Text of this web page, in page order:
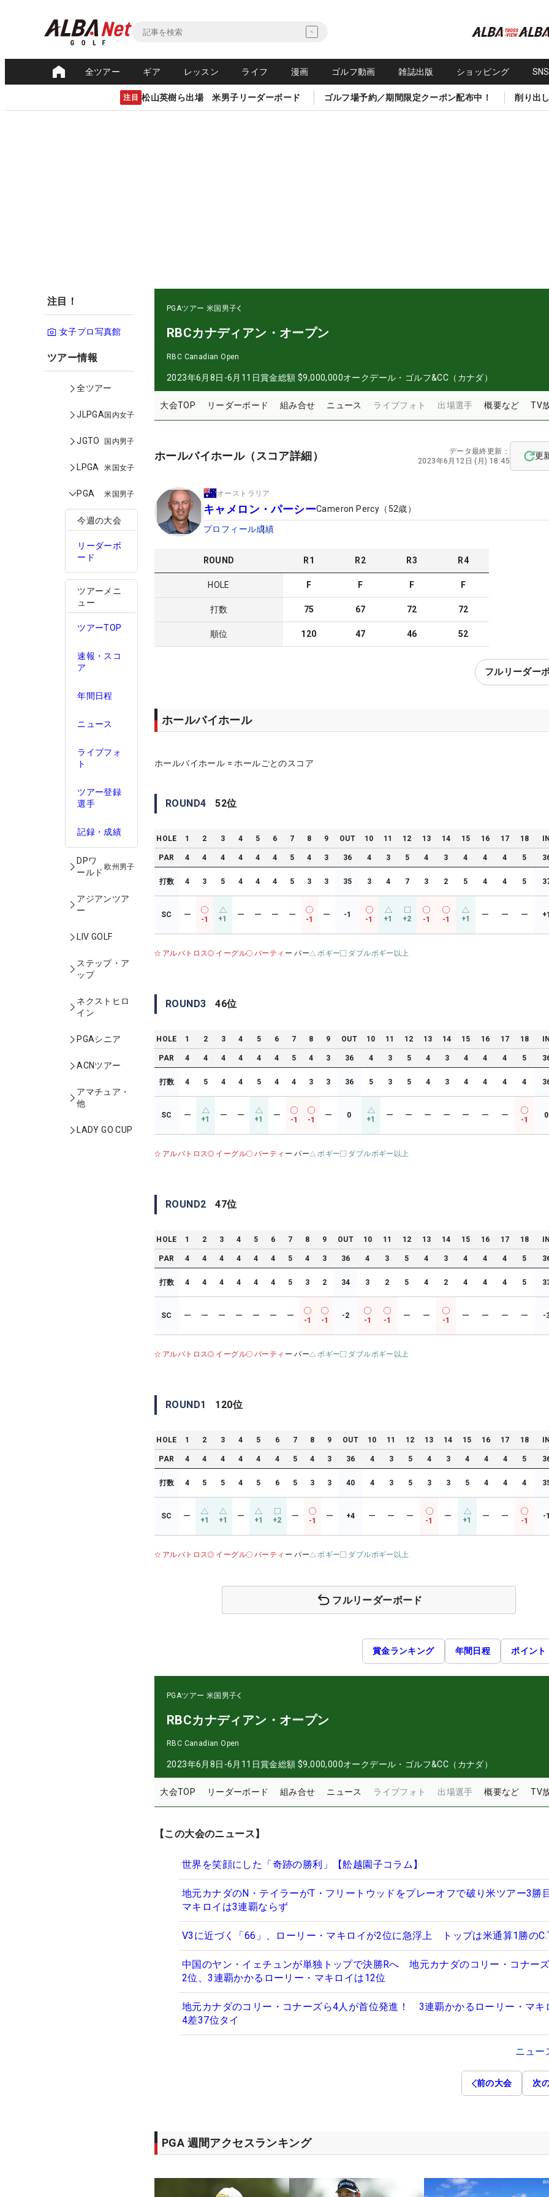
全ツアー ギア レッスン ライフ 漫画 ゴルフ動画 雑誌出版 ショッピング
注目 松山英樹ら出場 米男子リーダーボード ゴルフ場予約／期間限定クーポン配布中！ 削り出
注目！
女子プロ写真館
ツアー情報
全ツアー
JLPGA国内女子
JGTO 国内男子
LPGA 米国女子
PGA 米国男子
今週の大会
リーダーボ
ード
ツアーメニ
ュー
ツアーTOP
速報・スコ
ア
年間日程
ニュース
ライブフォ
ト
ツアー登録
選手
記録・成績
DPワ
ールド
欧州男子
アジアンツア
ー
LIV GOLF
ステップ・ア
ップ
ネクストヒロ
イン
PGAシニア
ACNツアー
アマチュア・
他
LADY GO CUP
PGAツアー 米国男子
RBCカナディアン・オープン
RBC Canadian Open
2023年6月8日-6月11日賞金総額 $9,000,000オークデール・ゴルフ&CC（カナダ）
大会TOP リーダーボード 組み合せ ニュース ライブフォト 出場選手 概要など TV
ホールバイホール（スコア詳細）
データ最終更新：
2023年6月12日 (月) 18:45
更
オーストラリア
キャメロン・パーシーCameron Percy （ 52歳）
プロフィール成績
ROUND R1 R2 R3 R4
HOLE F F F F
打数 75 67 72 72
順位 120 47 46 52
フルリーダー
ホールバイホール
ホールバイホール = ホールごとのスコア
ROUND4 52位
HOLE 1 2 3 4 5 6 7 8 9 OUT 10 11 12 13 14 15 16 17 18
PAR 4 4 4 4 4 4 5 4 3 36 4 3 5 4 3 4 4 4 5
打数 4 3 5 4 4 4 5 3 3 35 3 4 7 3 2 5 4 4 5
SC ー
-1 +1 ー ー ー ー
-1
ー -1
-1 +1 +2 -1 -1 +1 ー ー ー
アルバトロス イーグル バーティ ー パー ボギー ダブルボギー以上
ROUND3 46位
HOLE 1 2 3 4 5 6 7 8 9 OUT 10 11 12 13 14 15 16 17 18
PAR 4 4 4 4 4 4 5 4 3 36 4 3 5 4 3 4 4 4 5
打数 4 5 4 4 5 4 4 3 3 36 5 3 5 4 3 4 4 4 4
SC ー +1 ー ー +1 ー
-1 -1
ー 0 +1 ー ー ー ー ー ー ー
-1
0
アルバトロス イーグル バーティ ー パー ボギー ダブルボギー以上
ROUND2 47位
HOLE 1 2 3 4 5 6 7 8 9 OUT 10 11 12 13 14 15 16 17 18
PAR 4 4 4 4 4 4 5 4 3 36 4 3 5 4 3 4 4 4 5
打数 4 4 4 4 4 4 5 3 2 34 3 2 5 4 2 4 4 4 5
SC ー ー ー ー ー ー ー
-1 -1
-2
-1 -1
ー ー
-1
ー ー ー ー -
アルバトロス イーグル バーティ ー パー ボギー ダブルボギー以上
ROUND1 120位
HOLE 1 2 3 4 5 6 7 8 9 OUT 10 11 12 13 14 15 16 17 18
PAR 4 4 4 4 4 4 5 4 3 36 4 3 5 4 3 4 4 4 5
打数 4 5 5 4 5 6 5 3 3 40 4 3 5 3 3 5 4 4 4
SC ー +1 +1 ー +1 +2 ー
-1
ー +4 ー ー ー
-1
ー +1 ー ー
-1
-
アルバトロス イーグル バーティ ー パー ボギー ダブルボギー以上
フルリーダーボード
賞金ランキング 年間日程 ポイント
PGAツアー 米国男子
RBCカナディアン・オープン
RBC Canadian Open
2023年6月8日-6月11日賞金総額 $9,000,000オークデール・ゴルフ&CC（カナダ）
大会TOP リーダーボード 組み合せ ニュース ライブフォト 出場選手 概要など TV
【この大会のニュース】
世界を笑顔にした「奇跡の勝利」【舩越園子コラム】
地元カナダのN・テイラーがT・フリートウッドをプレーオフで破り米ツアー3
マキロイは3連覇ならず
V3に近づく「66」、ローリー・マキロイが2位に急浮上 トップは米通算1勝の
中国のヤン・イェチュンが単独トップで決勝Rへ 地元カナダのコリー・コナー
2位、3連覇かかるローリー・マキロイは12位
地元カナダのコリー・コナーズら4人が首位発進！ 3連覇かかるローリー・マキ
4差37位タイ
ニュー
前の大会 次
PGA 週間アクセスランキング